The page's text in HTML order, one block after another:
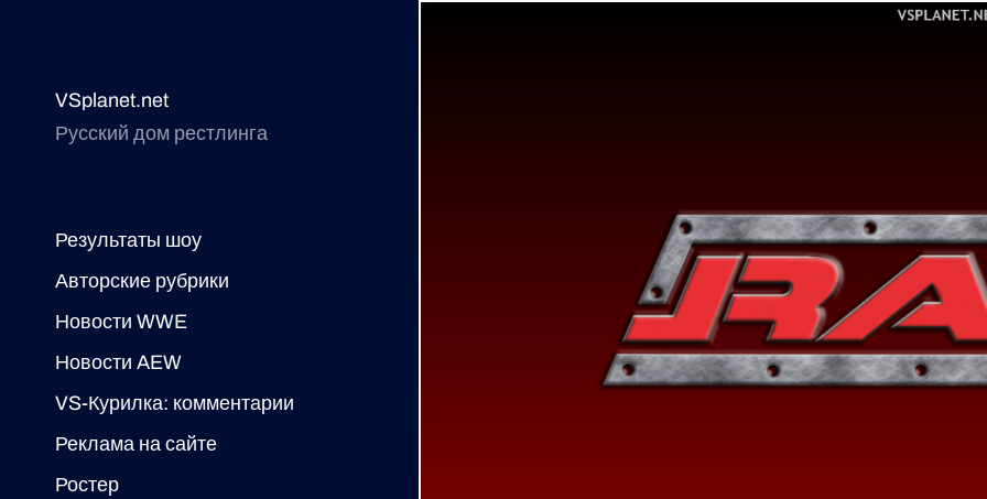
VSplanet.net
Русский дом рестлинга
Результаты шоу
Авторские рубрики
Новости WWE
Новости AEW
VS-Курилка: комментарии
Реклама на сайте
Ростер